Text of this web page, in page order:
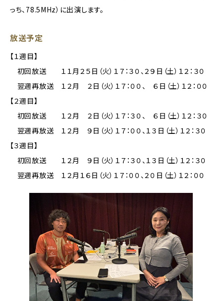
っち、78.5MHz）に出演します。
放送予定
【１週目】
初回放送 １１月２５日（火）１７：３０、２９日（土）１２：３０
翌週再放送 １２月 ２日（火）１７：００、 ６日（土）１２：００
【２週目】
初回放送 １２月 ２日（火）１７：３０、 ６日（土）１２：３０
翌週再放送 １２月 ９日（火）１７：００、１３日（土）１２：３０
【３週目】
初回放送 １２月 ９日（火）１７：３０、１３日（土）１２：３０
翌週再放送 １２月１６日（火）１７：００、２０日（土）１２：００